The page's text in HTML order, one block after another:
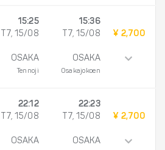
15:25
T7, 15/08
OSAKA
Tennoji
15:36
T7, 15/08
OSAKA
Osakajokoen
¥ 2,700
22:12
T7, 15/08
OSAKA
22:23
T7, 15/08
OSAKA
¥ 2,700